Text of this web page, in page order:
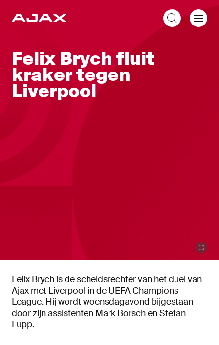
Felix Brych fluit
kraker tegen
Liverpool
Felix Brych is de scheidsrechter van het duel van
Ajax met Liverpool in de UEFA Champions
League. Hij wordt woensdagavond bijgestaan
door zijn assistenten Mark Borsch en Stefan
Lupp.